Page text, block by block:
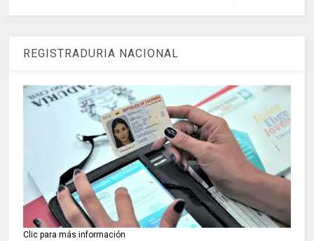
REGISTRADURIA NACIONAL
Clic para más información